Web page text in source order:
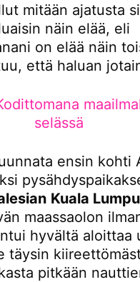
mitään ajatusta
näin elää, eli
on elää näin
että haluan
selässä
ensin kohti
Kuala
maassaolon
hyvältä aloittaa
täysin
pitkään